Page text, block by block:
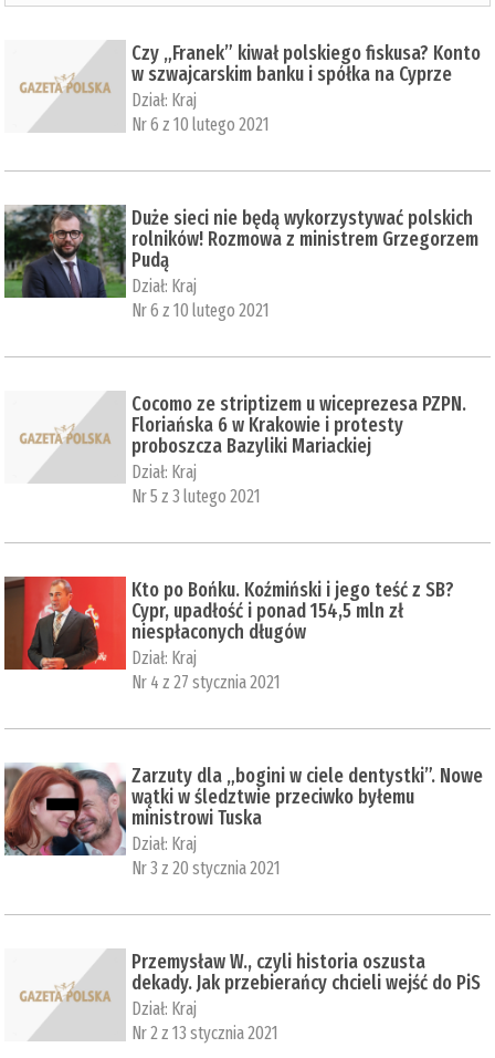
Czy „Franek” kiwał polskiego fiskusa? Konto
w szwajcarskim banku i spółka na Cyprze
Dział: Kraj
Nr 6 z 10 lutego 2021
Duże sieci nie będą wykorzystywać polskich
rolników! Rozmowa z ministrem Grzegorzem
Pudą
Dział: Kraj
Nr 6 z 10 lutego 2021
Cocomo ze striptizem u wiceprezesa PZPN.
Floriańska 6 w Krakowie i protesty
proboszcza Bazyliki Mariackiej
Dział: Kraj
Nr 5 z 3 lutego 2021
Kto po Bońku. Koźmiński i jego teść z SB?
Cypr, upadłość i ponad 154,5 mln zł
niespłaconych długów
Dział: Kraj
Nr 4 z 27 stycznia 2021
Zarzuty dla „bogini w ciele dentystki”. Nowe
wątki w śledztwie przeciwko byłemu
ministrowi Tuska
Dział: Kraj
Nr 3 z 20 stycznia 2021
Przemysław W., czyli historia oszusta
dekady. Jak przebierańcy chcieli wejść do PiS
Dział: Kraj
Nr 2 z 13 stycznia 2021